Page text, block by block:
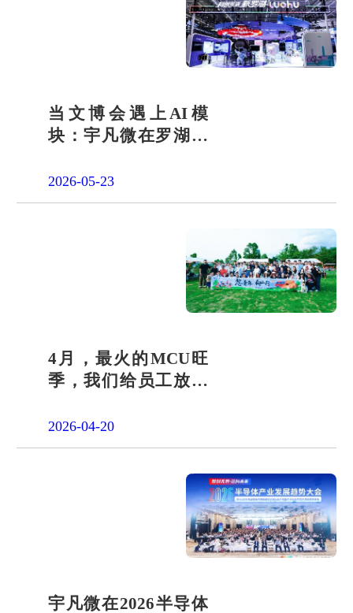
当文博会遇上AI模
块：宇凡微在罗湖展
答卷
2026-05-23
4月，最火的MCU旺
季，我们给员工放了
2026-04-20
宇凡微在2026半导体